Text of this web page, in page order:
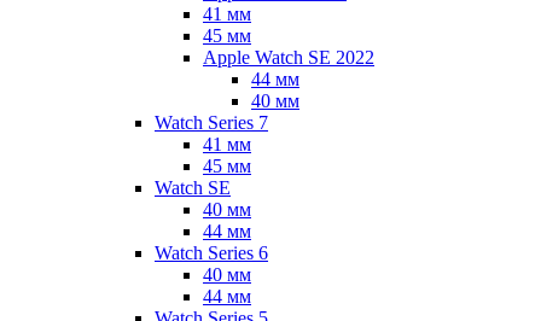
41 мм
45 мм
Apple Watch SE 2022
44 мм
40 мм
Watch Series 7
41 мм
45 мм
Watch SE
40 мм
44 мм
Watch Series 6
40 мм
44 мм